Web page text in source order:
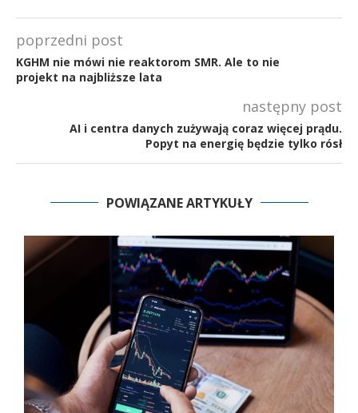
poprzedni post
KGHM nie mówi nie reaktorom SMR. Ale to nie
projekt na najbliższe lata
następny post
AI i centra danych zużywają coraz więcej prądu.
Popyt na energię będzie tylko rósł
POWIĄZANE ARTYKUŁY